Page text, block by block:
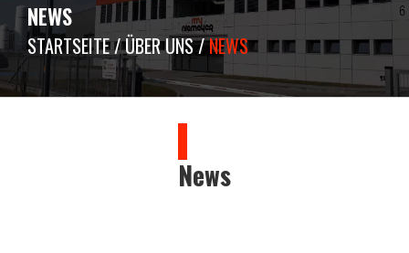
NEWS
STARTSEITE ÜBER UNS NEWS
News